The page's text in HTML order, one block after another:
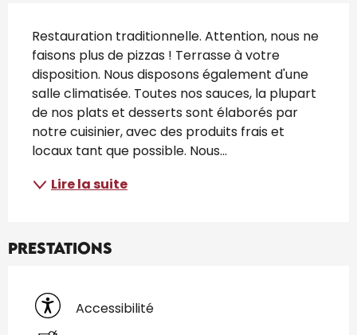
Restauration traditionnelle. Attention, nous ne
faisons plus de pizzas ! Terrasse à votre
disposition. Nous disposons également d'une
salle climatisée. Toutes nos sauces, la plupart
de nos plats et desserts sont élaborés par
notre cuisinier, avec des produits frais et
locaux tant que possible. Nous...
Lire la suite
Prestations
Accessibilité